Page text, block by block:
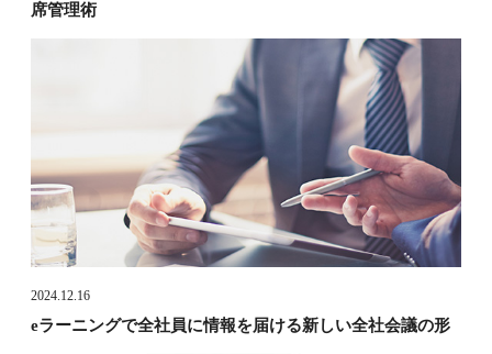
席管理術
2024.12.16
eラーニングで全社員に情報を届ける新しい全社会議の形